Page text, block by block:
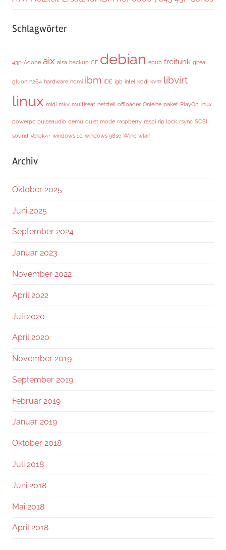
Schlagwörter
43p Adobe aix alsa backup CF debian epub freifunk gitea
gluon h264 hardware hdmi ibm IDE igb intel kodi kvm libvirt
linux midi mkv multiseat netzteil offloader Onleihe paket PlayOnLinux
powerpc pulseaudio qemu quiet mode raspberry raspi rip lock rsync SCSI
sound Verok4+ windows 10 windows 98se Wine wlan
Archiv
Oktober 2025
Juni 2025
September 2024
Januar 2023
November 2022
April 2022
Juli 2020
April 2020
November 2019
September 2019
Februar 2019
Januar 2019
Oktober 2018
Juli 2018
Juni 2018
Mai 2018
April 2018